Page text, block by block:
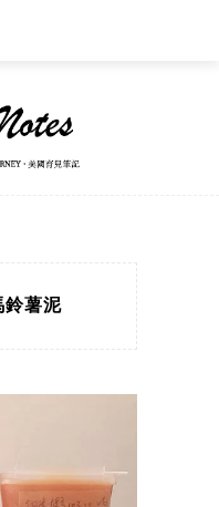
鈴薯泥